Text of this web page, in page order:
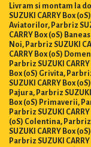
Livram si montam la
SUZUKI CARRY Box
Aviatorilor, Parbriz
CARRY Box (0S)
Noi, Parbriz SUZUKI
CARRY Box (0S)
Parbriz SUZUKI
Box (0S) Grivita,
SUZUKI CARRY Box
Pajura, Parbriz
Box (0S) Primaverii,
Parbriz SUZUKI
(0S) Colentina, Parbriz
SUZUKI CARRY Box
Parbriz SUZUKI